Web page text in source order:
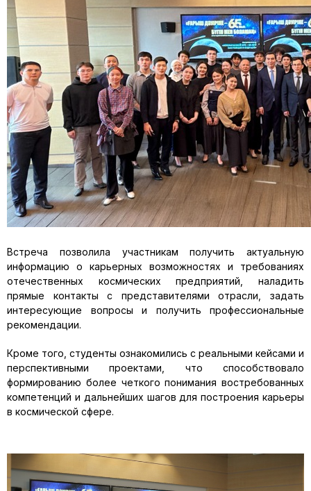
Встреча позволила участникам получить актуальную
информацию о карьерных возможностях и требованиях
отечественных космических предприятий, наладить
прямые контакты с представителями отрасли, задать
интересующие вопросы и получить профессиональные
рекомендации.
Кроме того, студенты ознакомились с реальными кейсами и
перспективными проектами, что способствовало
формированию более четкого понимания востребованных
компетенций и дальнейших шагов для построения карьеры
в космической сфере.